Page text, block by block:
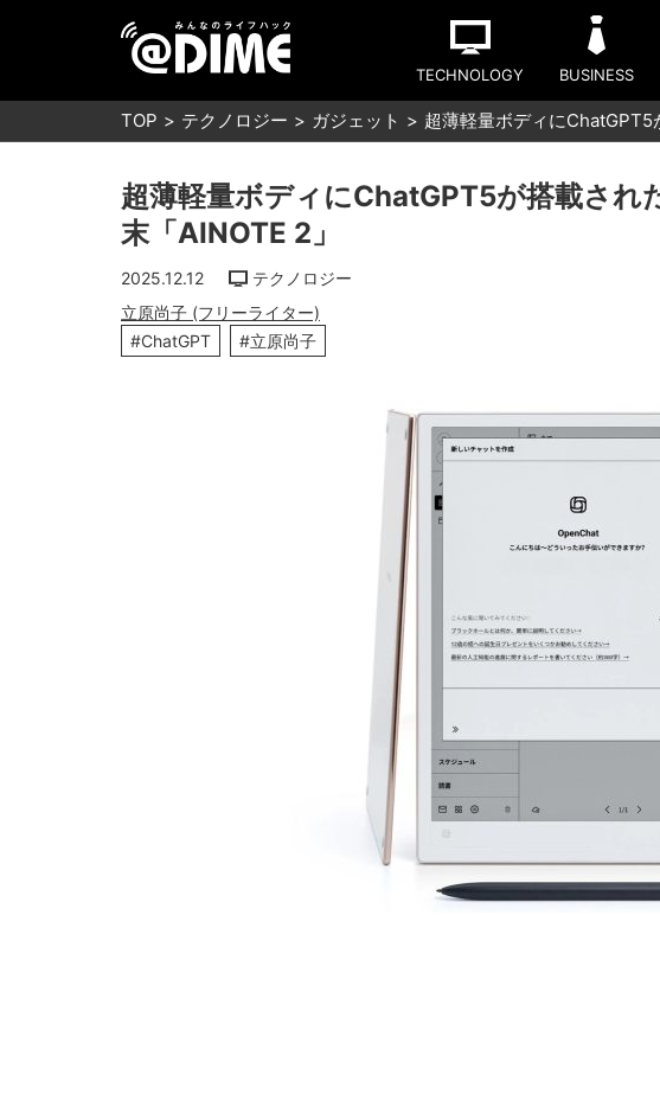
TECHNOLOGY BUSINESS
TOP テクノロジー ガジェット 超薄軽量ボディにChatGPT5
超薄軽量ボディにChatGPT5が搭載され
末「AINOTE 2」
2025.12.12
テクノロジー
立原尚子 (フリーライター)
#ChatGPT
#立原尚子